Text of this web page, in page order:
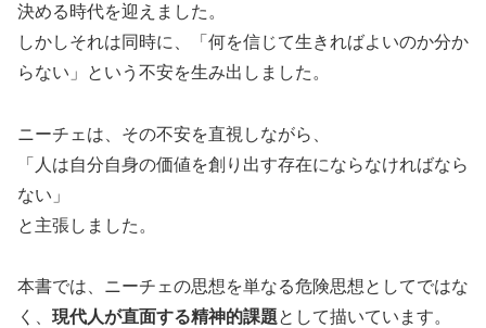
決める時代を迎えました。
しかしそれは同時に、「何を信じて生きればよいのか分か
らない」という不安を生み出しました。
ニーチェは、その不安を直視しながら、
「人は自分自身の価値を創り出す存在にならなければなら
ない」
と主張しました。
本書では、ニーチェの思想を単なる危険思想としてではな
く、 現代人が直面する精神的課題として描いています。